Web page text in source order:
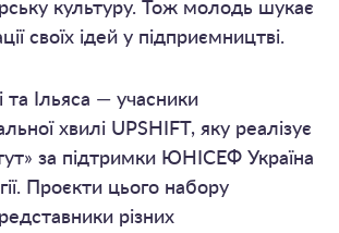
культуру. Тож молодь шукає
своїх ідей у підприємництві.
Ільяса — учасники
хвилі UPSHIFT, яку реалізує
за підтримки ЮНІСЕФ Україна
Проєкти цього набору
різних